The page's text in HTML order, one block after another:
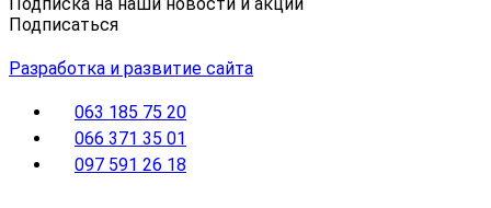
Подписаться
Разработка и развитие сайта
063 185 75 20
066 371 35 01
097 591 26 18